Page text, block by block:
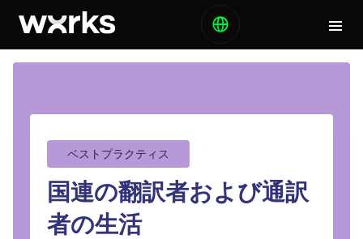
ベストプラクティス
国連の翻訳者および通訳
者の生活